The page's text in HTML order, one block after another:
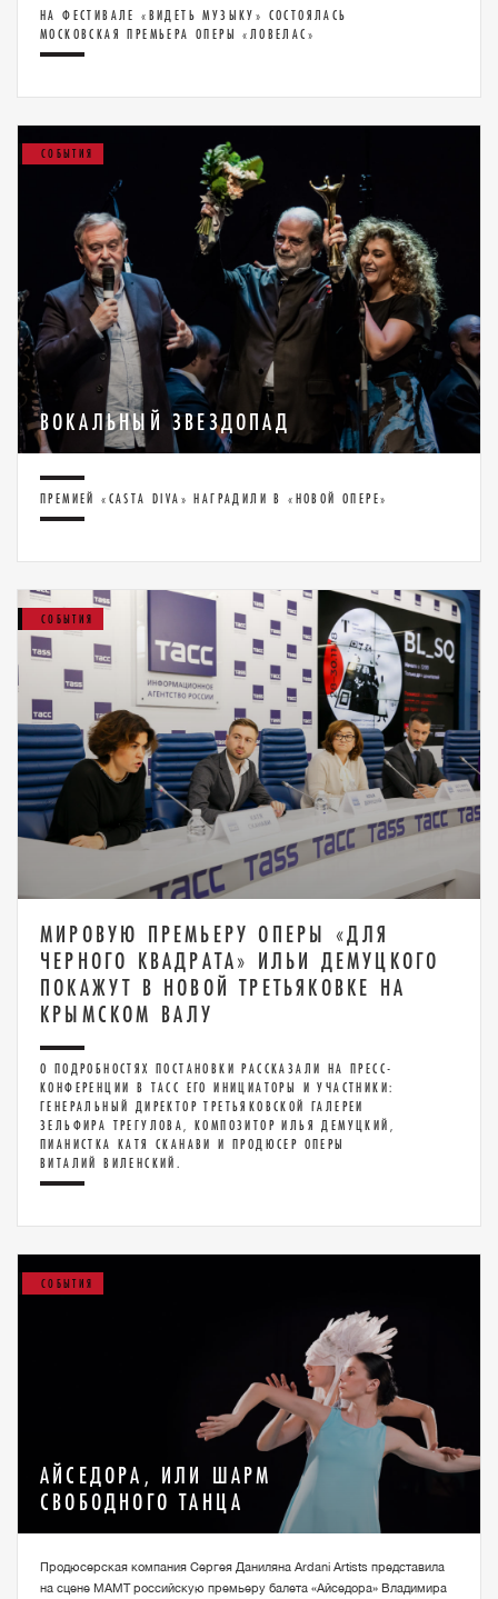
НА ФЕСТИВАЛЕ «ВИДЕТЬ МУЗЫКУ» СОСТОЯЛАСЬ
МОСКОВСКАЯ ПРЕМЬЕРА ОПЕРЫ «ЛОВЕЛАС»
СОБЫТИЯ
ВОКАЛЬНЫЙ ЗВЕЗДОПАД
ПРЕМИЕЙ «CASTA DIVA» НАГРАДИЛИ В «НОВОЙ ОПЕРЕ»
СОБЫТИЯ
МИРОВУЮ ПРЕМЬЕРУ ОПЕРЫ «ДЛЯ
ЧЕРНОГО КВАДРАТА» ИЛЬИ ДЕМУЦКОГО
ПОКАЖУТ В НОВОЙ ТРЕТЬЯКОВКЕ НА
КРЫМСКОМ ВАЛУ
О ПОДРОБНОСТЯХ ПОСТАНОВКИ РАССКАЗАЛИ НА ПРЕСС-
КОНФЕРЕНЦИИ В ТАСС ЕГО ИНИЦИАТОРЫ И УЧАСТНИКИ:
ГЕНЕРАЛЬНЫЙ ДИРЕКТОР ТРЕТЬЯКОВСКОЙ ГАЛЕРЕИ
ЗЕЛЬФИРА ТРЕГУЛОВА, КОМПОЗИТОР ИЛЬЯ ДЕМУЦКИЙ,
ПИАНИСТКА КАТЯ СКАНАВИ И ПРОДЮСЕР ОПЕРЫ
ВИТАЛИЙ ВИЛЕНСКИЙ.
СОБЫТИЯ
АЙСЕДОРА, ИЛИ ШАРМ
СВОБОДНОГО ТАНЦА
Продюсерская компания Сергея Даниляна Ardani Artists представила
на сцене МАМТ российскую премьеру балета «Айседора» Владимира